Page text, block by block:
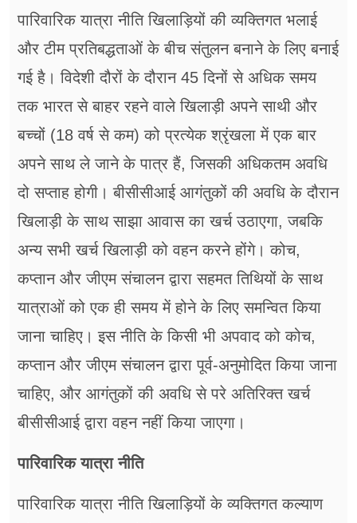
पारिवारिक यात्रा नीति खिलाड़ियों की व्यक्तिगत भलाई
और टीम प्रतिबद्धताओं के बीच संतुलन बनाने के लिए बनाई
गई है। विदेशी दौरों के दौरान 45 दिनों से अधिक समय
तक भारत से बाहर रहने वाले खिलाड़ी अपने साथी और
बच्चों (18 वर्ष से कम) को प्रत्येक श्रृंखला में एक बार
अपने साथ ले जाने के पात्र हैं, जिसकी अधिकतम अवधि
दो सप्ताह होगी। बीसीसीआई आगंतुकों की अवधि के दौरान
खिलाड़ी के साथ साझा आवास का खर्च उठाएगा, जबकि
अन्य सभी खर्च खिलाड़ी को वहन करने होंगे। कोच,
कप्तान और जीएम संचालन द्वारा सहमत तिथियों के साथ
यात्राओं को एक ही समय में होने के लिए समन्वित किया
जाना चाहिए। इस नीति के किसी भी अपवाद को कोच,
कप्तान और जीएम संचालन द्वारा पूर्व-अनुमोदित किया जाना
चाहिए, और आगंतुकों की अवधि से परे अतिरिक्त खर्च
बीसीसीआई द्वारा वहन नहीं किया जाएगा।
पारिवारिक यात्रा नीति
पारिवारिक यात्रा नीति खिलाड़ियों के व्यक्तिगत कल्याण